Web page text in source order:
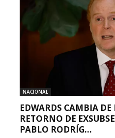
NACIONAL
EDWARDS CAMBIA DE
RETORNO DE
PABLO RODRÍG...